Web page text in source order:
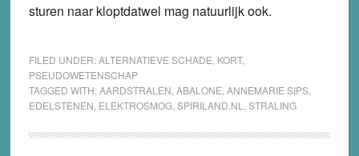
sturen naar kloptdatwel mag natuurlijk ook.
FILED UNDER:ALTERNATIEVE SCHADE KORT,
PSEUDOWETENSCHAP
TAGGED WITH:AARDSTRALEN ABALONE ANNEMARIE SIPS,
EDELSTENEN ELEKTROSMOG, SPIRILAND.NL STRALING